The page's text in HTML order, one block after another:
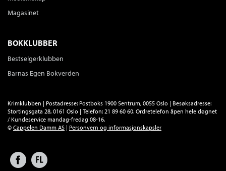
Magasinet
BOKKLUBBER
Bestselgerklubben
Barnas Egen Bokverden
Krimklubben | Postadresse: Postboks 1900 Sentrum, 0055 Oslo | Besøksadresse:
Stortingsgata 28, 0161 Oslo | Telefon: 21 89 60 60. Ordretelefon åpen hele døgnet
/ Kundeservice mandag-fredag 08-16.
© Cappelen Damm AS | Personvern og informasjonskapsler
Facebook